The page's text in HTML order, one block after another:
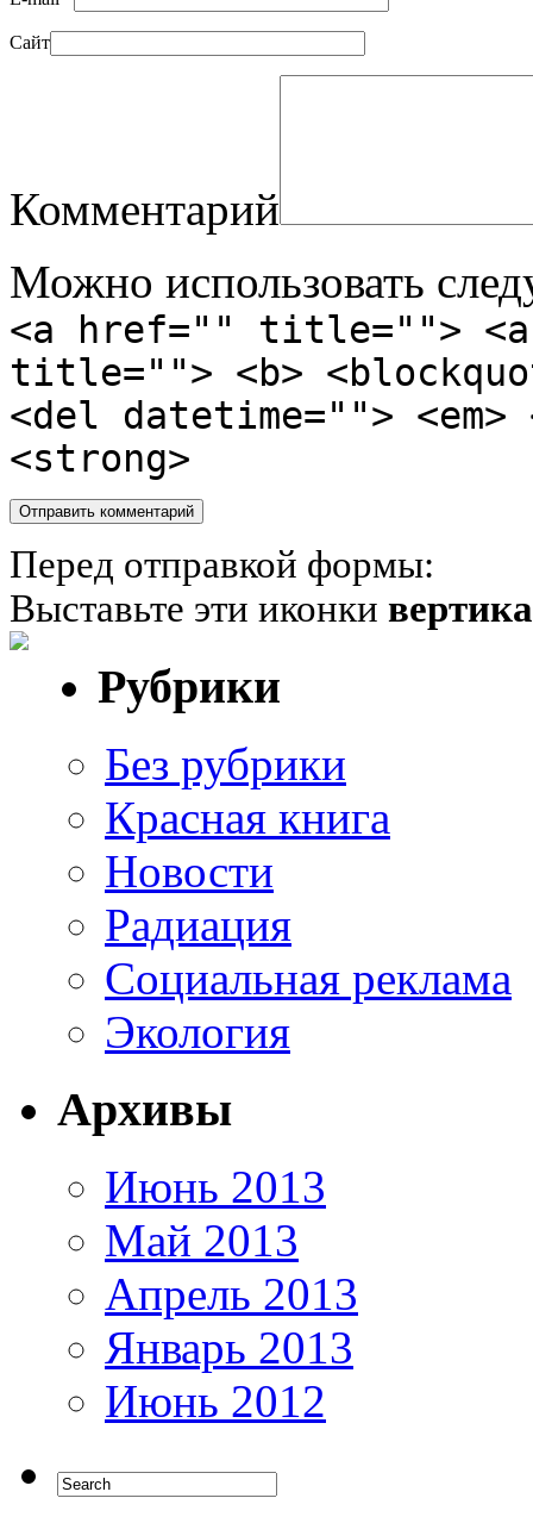
Сайт
Комментарий
Можно использовать
<a href="" title="">
title=""> <b>
<del datetime="">
<strong>
Перед отправкой формы:
Выставьте эти иконки
Рубрики
Без рубрики
Красная книга
Новости
Радиация
Социальная реклама
Экология
Архивы
Июнь 2013
Май 2013
Апрель 2013
Январь 2013
Июнь 2012